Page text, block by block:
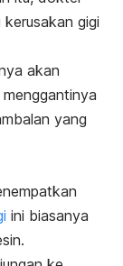
gigi
akan
yang
ini biasanya